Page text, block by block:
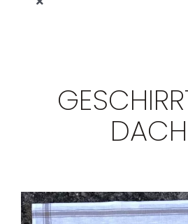
Toggle
ETIKETTEN
SCHAFTVERSCHNEIDUNG